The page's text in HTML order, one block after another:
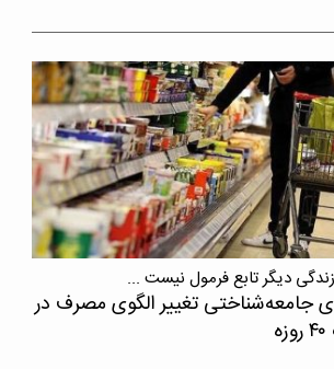
دیگر تابع فرمول نیست ...
جامعه‌شناختی تغییر الگوی مصرف در